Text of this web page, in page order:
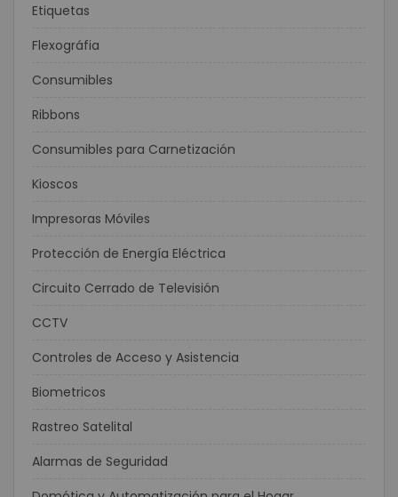
Etiquetas
Flexográfia
Consumibles
Ribbons
Consumibles para Carnetización
Kioscos
Impresoras Móviles
Protección de Energía Eléctrica
Circuito Cerrado de Televisión
CCTV
Controles de Acceso y Asistencia
Biometricos
Rastreo Satelital
Alarmas de Seguridad